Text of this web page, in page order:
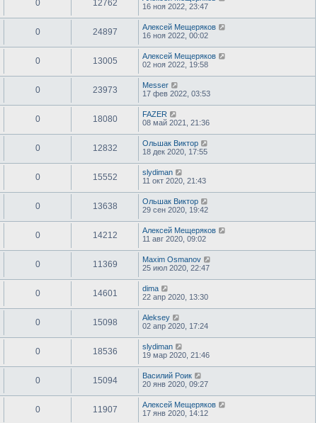
0 12762
16 ноя 2022, 23:47
0 24897
Алексей Мещеряков
16 ноя 2022, 00:02
0 13005
Алексей Мещеряков
02 ноя 2022, 19:58
0 23973
Messer
17 фев 2022, 03:53
0 18080
FAZER
08 май 2021, 21:36
0 12832
Ольшак Виктор
18 дек 2020, 17:55
0 15552
slydiman
11 окт 2020, 21:43
0 13638
Ольшак Виктор
29 сен 2020, 19:42
0 14212
Алексей Мещеряков
11 авг 2020, 09:02
0 11369
Maxim Osmanov
25 июл 2020, 22:47
0 14601
dima
22 апр 2020, 13:30
0 15098
Aleksey
02 апр 2020, 17:24
0 18536
slydiman
19 мар 2020, 21:46
0 15094
Василий Роик
20 янв 2020, 09:27
0 11907
Алексей Мещеряков
17 янв 2020, 14:12